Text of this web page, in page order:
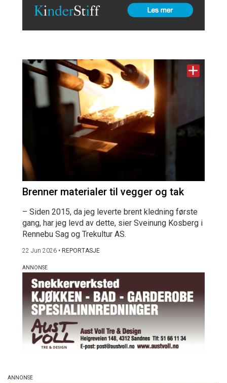
Brenner materialer til vegger og tak
– Siden 2015, da jeg leverte brent kledning første
gang, har jeg levd av dette, sier Sveinung Kosberg i
Rennebu Sag og Trekultur AS.
22 Jun 2026 • REPORTASJE